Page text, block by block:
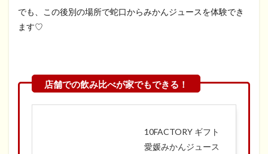
でも、この後別の場所で蛇口からみかんジュースを体験でき
ます♡
10FACTORY ギフト
愛媛みかんジュース